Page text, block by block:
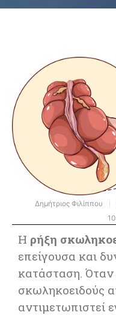
Δημήτριος Φιλίππου
Η ρήξη
επείγουσα και
κατάσταση.
σκωληκοειδούς
αντιμετωπιστεί